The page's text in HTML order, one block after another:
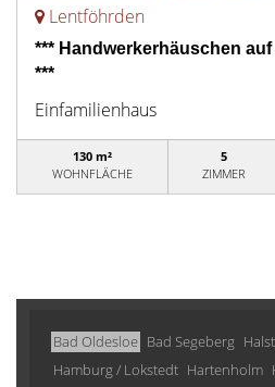
Lentföhrden
*** Handwerkerhäuschen
***
Einfamilienhaus
130 m²
WOHNFLÄCHE
5
ZIMMER
Bad Oldesloe Bad Segeberg
Hamburg / Lokstedt Hartenholm